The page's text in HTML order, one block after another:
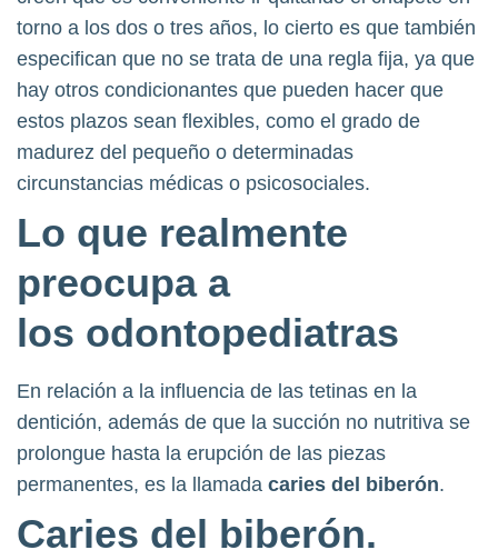
torno a los dos o tres años, lo cierto es que también
especifican que no se trata de una regla fija, ya que
hay otros condicionantes que pueden hacer que
estos plazos sean flexibles, como el grado de
madurez del pequeño o determinadas
circunstancias médicas o psicosociales.
Lo que realmente
preocupa a
los odontopediatras
En relación a la influencia de las tetinas en la
dentición, además de que la succión no nutritiva se
prolongue hasta la erupción de las piezas
permanentes, es la llamada caries del biberón.
Caries del biberón.